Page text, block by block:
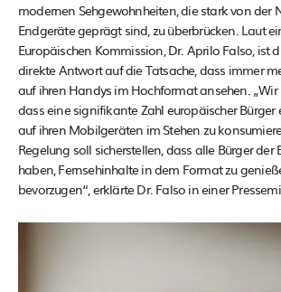
modernen Sehgewohnheiten, die stark von der
Endgeräte geprägt sind, zu überbrücken. Laut
Europäischen Kommission, Dr. Aprilo Falso, ist
direkte Antwort auf die Tatsache, dass immer
auf ihren Handys im Hochformat ansehen.
dass eine signifikante Zahl europäischer Bürger
auf ihren Mobilgeräten im Stehen zu
Regelung soll sicherstellen, dass alle Bürger der
haben, Fernsehinhalte in dem Format zu
bevorzugen“, erklärte Dr. Falso in einer